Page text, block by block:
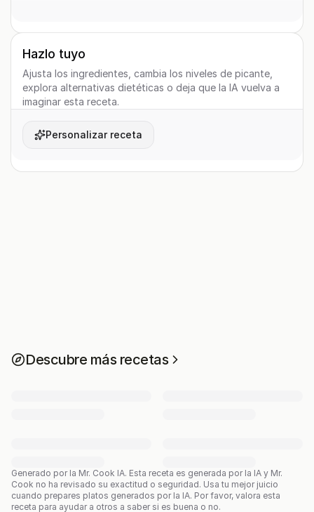
Hazlo tuyo
Ajusta los ingredientes, cambia los niveles de picante,
explora alternativas dietéticas o deja que la IA vuelva a
imaginar esta receta.
Personalizar receta
Descubre más recetas
Generado por la Mr. Cook IA. Esta receta es generada por la IA y Mr.
Cook no ha revisado su exactitud o seguridad. Usa tu mejor juicio
cuando prepares platos generados por la IA. Por favor, valora esta
receta para ayudar a otros a saber si es buena o no.